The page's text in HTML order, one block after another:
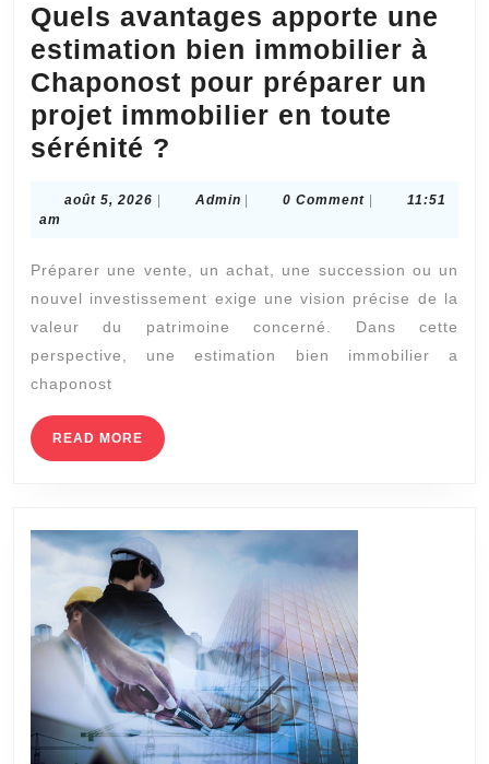
Quels avantages apporte une
estimation bien immobilier à
Chaponost pour préparer un
projet immobilier en toute
sérénité ?
apporte
estimation
bien
immobilier
projet
immobilier
toute
sérénité
?
août 5, 2026 août
AdminAdmin0 Comment
11:51
am
Préparer une vente, un achat, une succession ou un
nouvel investissement exige une vision précise de la
valeur du patrimoine concerné. Dans cette
perspective, une estimation bien immobilier a
chaponost
READ MORE READ
MORE